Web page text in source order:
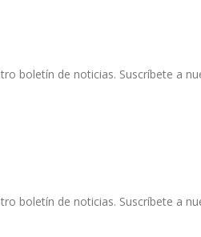
boletín de noticias. Suscríbete a
boletín de noticias. Suscríbete a